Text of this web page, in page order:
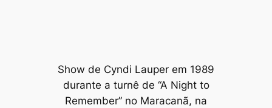
Show de Cyndi Lauper em 1989
durante a turnê de “A Night to
Remember” no Maracanã, na